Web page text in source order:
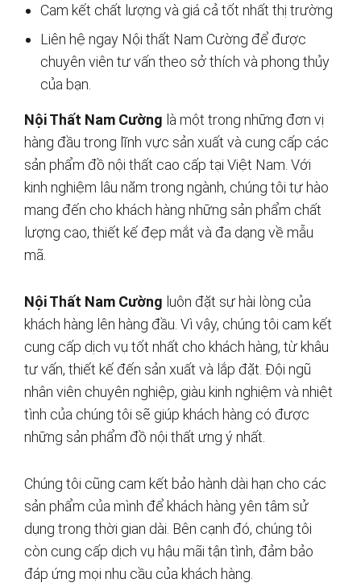
Cam kết chất lượng và giá cả tốt nhất thị trường
Liên hệ ngay Nội thất Nam Cường để được
chuyên viên tư vấn theo sở thích và phong thủy
của bạn.
Nội Thất Nam Cường là một trong những đơn vị
hàng đầu trong lĩnh vực sản xuất và cung cấp các
sản phẩm đồ nội thất cao cấp tại Việt Nam. Với
kinh nghiệm lâu năm trong ngành, chúng tôi tự hào
mang đến cho khách hàng những sản phẩm chất
lượng cao, thiết kế đẹp mắt và đa dạng về mẫu
mã.
Nội Thất Nam Cường luôn đặt sự hài lòng của
khách hàng lên hàng đầu. Vì vậy, chúng tôi cam kết
cung cấp dịch vụ tốt nhất cho khách hàng, từ khâu
tư vấn, thiết kế đến sản xuất và lắp đặt. Đội ngũ
nhân viên chuyên nghiệp, giàu kinh nghiệm và nhiệt
tình của chúng tôi sẽ giúp khách hàng có được
những sản phẩm đồ nội thất ưng ý nhất.
Chúng tôi cũng cam kết bảo hành dài hạn cho các
sản phẩm của mình để khách hàng yên tâm sử
dụng trong thời gian dài. Bên cạnh đó, chúng tôi
còn cung cấp dịch vụ hậu mãi tận tình, đảm bảo
đáp ứng mọi nhu cầu của khách hàng.